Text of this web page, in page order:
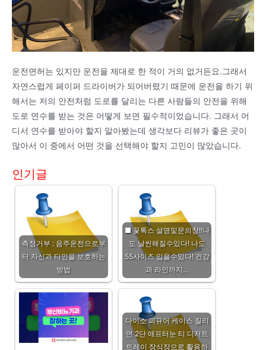
운전면허는 있지만 운전을 제대로 한 적이 거의 없거든요.그래서
자연스럽게 페이퍼 드라이버가 되어버렸기 때문에 운전을 하기 위
해서는 저의 안전처럼 도로를 달리는 다른 사람들의 안전을 위해
도로 연수를 받는 것은 어떻게 보면 필수적이었습니다. 그래서 어
디서 연수를 받아야 할지 알아봤는데 생각보다 리뷰가 좋은 곳이
많아서 이 중에서 어떤 것을 선택해야 할지 고민이 많았습니다.
인기글
측정거부 : 음주운전으로부
터 자신과 타인을 보호하는
방법
■ 꽃톡스 설명및문의창!!나
도 날씬해질수있다! 나도
55사이즈 입을수있다! 건강
과 라인까지…
다이소 피규어 케이스 질리
면 2단 애프터눈 티 디저트
트레이 장식장으로 활용하